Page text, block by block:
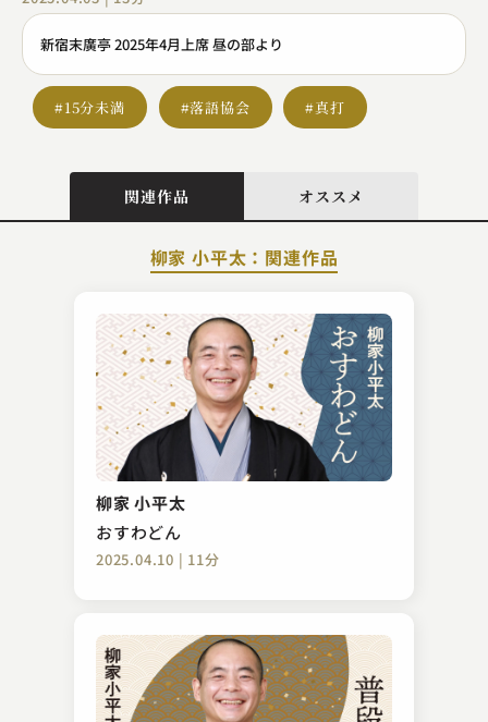
新宿末廣亭 2025年4月上席 昼の部より
#15分未満 #落語協会 #真打
関連作品 オススメ
柳家 小平太：関連作品
柳家 小平太
おすわどん
2025.04.10 | 11分
三遊亭 兼好
転失気
2024.05.01 | 13分